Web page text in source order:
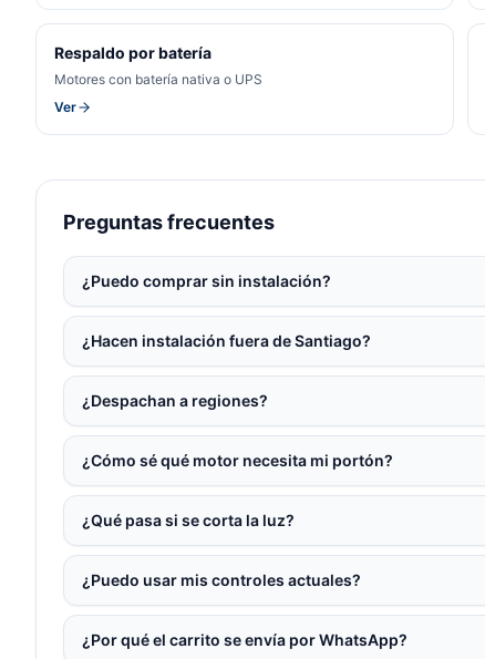
Respaldo por batería
Motores con batería nativa o UPS
Ver
Preguntas frecuentes
¿Puedo comprar sin instalación?
¿Hacen instalación fuera de Santiago?
¿Despachan a regiones?
¿Cómo sé qué motor necesita mi portón?
¿Qué pasa si se corta la luz?
¿Puedo usar mis controles actuales?
¿Por qué el carrito se envía por WhatsApp?